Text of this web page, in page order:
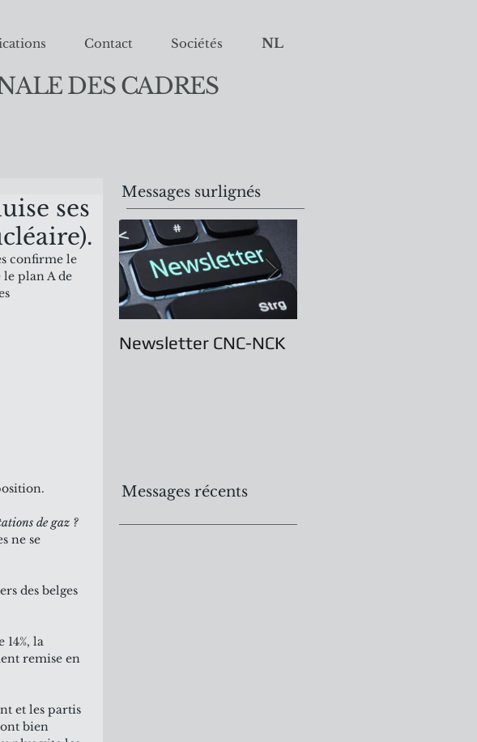
Contact Sociétés NL
DES CADRES
ses
confirme le
plan A de
de gaz ?
ne se
des belges
la
remise en
et les partis
bien
Messages surlignés
Newsletter CNC-NCK
Messages récents